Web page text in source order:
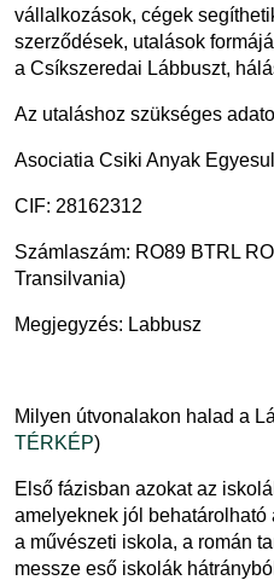
vállalkozások, cégek
szerződések, utalások
a Csíkszeredai Lábbuszt,
Az utaláshoz szükséges
Asociatia Csiki Anyak
CIF: 28162312
Számlaszám: RO89 BTRL
Transilvania)
Megjegyzés: Labbusz
Milyen útvonalakon halad a
TÉRKÉP)
Első fázisban azokat az
amelyeknek jól behatárolható
a művészeti iskola, a román
messze eső iskolák